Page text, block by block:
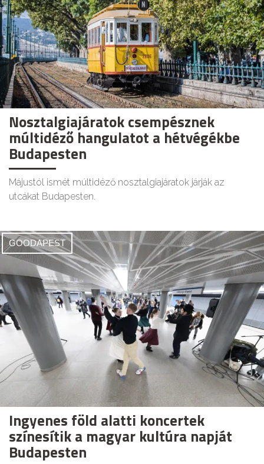
Nosztalgiajáratok csempésznek
múltidéző hangulatot a hétvégékbe
Budapesten
Májustól ismét múltidéző nosztalgiajáratok járják az
utcákat Budapesten.
GOODAPEST
Ingyenes föld alatti koncertek
színesítik a magyar kultúra napját
Budapesten